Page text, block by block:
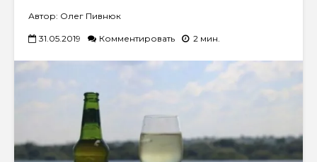
Автор: Олег Пивнюк
31.05.2019 Комментировать 2 мин.